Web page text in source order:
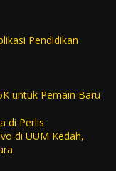
Pendidikan
untuk Pemain Baru
di Perlis
di UUM Kedah,